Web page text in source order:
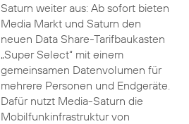
Saturn weiter aus: Ab sofort bieten
Media Markt und Saturn den
neuen Data Share-Tarifbaukasten
„Super Select“ mit einem
gemeinsamen Datenvolumen für
mehrere Personen und Endgeräte.
Dafür nutzt Media-Saturn die
Mobilfunkinfrastruktur von